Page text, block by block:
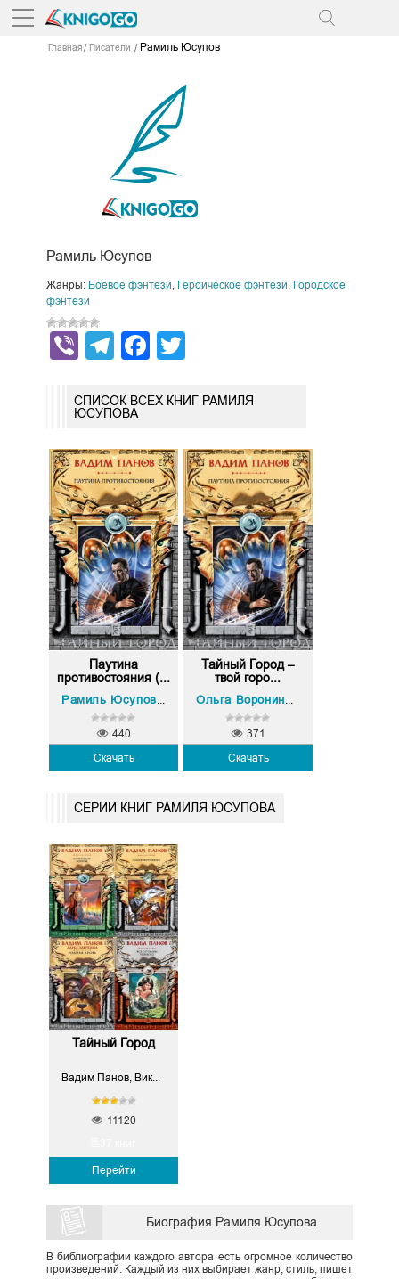
Главная Писатели Рамиль Юсупов
Рамиль Юсупов
Жанры: Боевое фэнтези, Героическое фэнтези, Городское
фэнтези
ViberTelegram
Facebook
СПИСОК ВСЕХ КНИГ РАМИЛЯ
ЮСУПОВА
Паутина
противостояния (...
Рамиль Юсупов
,Софья Косова,Алексей Ясенев
Скачать
440
Тайный Город –
твой горо...
Ольга Воронина,
Скачать
371
СЕРИИ КНИГ РАМИЛЯ ЮСУПОВА
Тайный Город
Вадим Панов, Виктор Точинов, Вячеслав Владимирович Шалыгин, Дарья Николаевна Зарубина, Ирина Черкашина, Алексей Ясенев, Мария Плавник, Сергей Плавник, Надежда Жукова, Алексей Толкачев, Александр Зимний, Елена Кузьминых, Полина Герасимова, Екатерина Курушина, Андрей Евгеньевич Краснов, Анна Свилет, Софья Косова, Елена Лис, Рамиль Юсупов, Виктор Черный, Ольга Воронина, Екатерина Юсупова, Андрей Анатольевич Посняков, Артур Василевский, Олег Игоревич Бондарев
Перейти
11120
Биография Рамиля Юсупова
В библиографии каждого автора есть огромное количество
произведений. Каждый из них выбирает жанр, стиль, пишет